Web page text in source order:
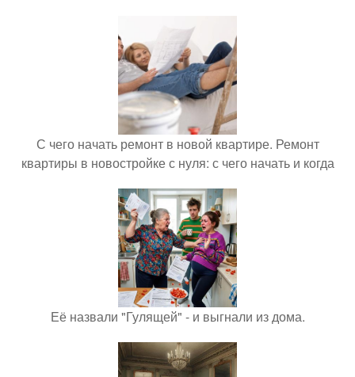
С чего начать ремонт в новой квартире. Ремонт
квартиры в новостройке с нуля: с чего начать и когда
Её назвали "Гулящей" - и выгнали из дома.